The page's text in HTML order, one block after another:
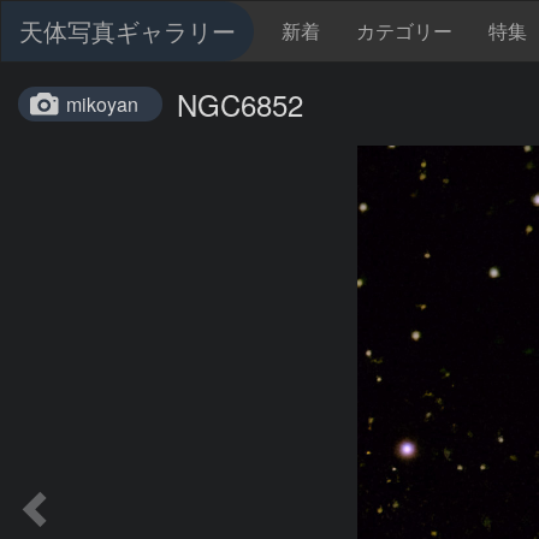
天体写真ギャラリー 新着 カテゴリー 特集
mikoyan NGC6852